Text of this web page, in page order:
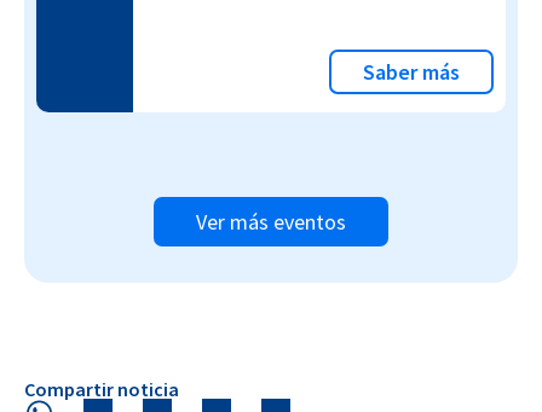
Saber más
Ver más eventos
Compartir noticia